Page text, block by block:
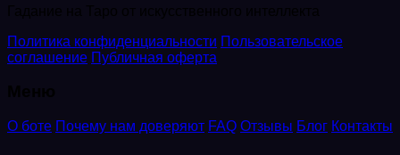
Политика конфиденциальности Пользовательское
соглашение Публичная оферта
О боте Почему нам доверяют FAQ Отзывы Блог Контакты